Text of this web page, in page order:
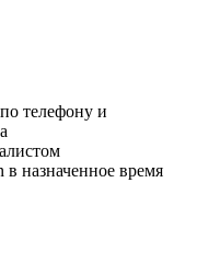
телефону и
назначенное время